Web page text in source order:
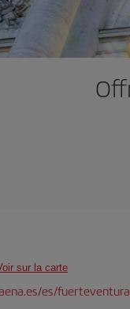
sur la carte
es/